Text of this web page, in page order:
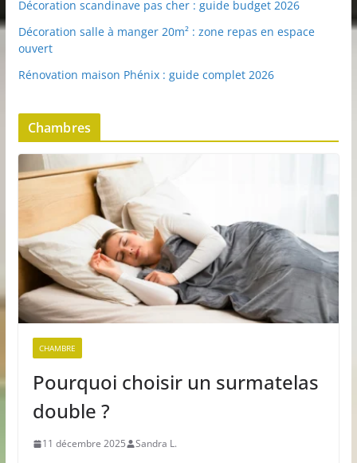
Décoration scandinave pas cher : guide budget 2026
Décoration salle à manger 20m² : zone repas en espace
ouvert
Rénovation maison Phénix : guide complet 2026
Chambres
CHAMBRE
Pourquoi choisir un surmatelas
double ?
11 décembre 2025 Sandra L.